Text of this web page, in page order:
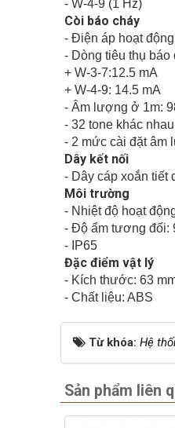
- W-4-9 (1 Hz)
Còi báo cháy
- Điện áp hoạt
- Dòng tiêu thụ báo
+ W-3-7:12.5 mA
+ W-4-9: 14.5 mA
- Âm lượng ở 1m:
- 32 tone khác
- 2 mức cài đặt âm
Dây kết nối
- Dây cáp xoắn tiết
Môi trường
- Nhiệt độ hoạt
- Độ ẩm tương đối:
- IP65
Đặc điểm vật lý
- Kích thước: 63
- Chất liệu: ABS
Từ khóa: Hệ
Sản phẩm liên